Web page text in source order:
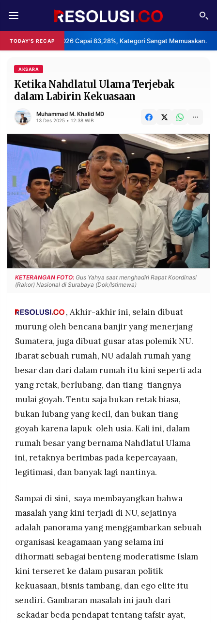
TODAY'S RECAP
Capai 83,28%, Kategori Sangat Memuaskan. • Klaster Pabrik
REDAKSI TENTANG
RESOLUSI IKLAN
RUBRIKASI
EDITORIAL AKSARA
DAERAH NASIONAL
MANCA SPORT
INFORMASI
PRIVACY
POLICY
BERITA
WARGA
INFORMASI
IKLAN
KIRIM
TULISAN
PENGADUAN TERM
OF
SERVICE
IKUTI
KAMI
PT.
RESOLUSI
PRAMUDITA
-
PT.
RESOLUSI
PRAMUDITA
AKSARA
Ketika Nahdlatul Ulama Terjebak
dalam Labirin Kekuasaan
Muhammad M. Khalid MD
13 Des 2025 • 12:38 WIB
KETERANGAN FOTO: Gus Yahya saat menghadiri Rapat Koordinasi
(Rakor) Nasional di Surabaya (Dok/Istimewa)
, Akhir-akhir ini, selain dibuat
murung oleh bencana banjir yang menerjang
Sumatera, juga dibuat gusar atas polemik NU.
Ibarat sebuah rumah, NU adalah rumah yang
besar dan dari dalam rumah itu kini seperti ada
yang retak, berlubang, dan tiang-tiangnya
mulai goyah. Tentu saja bukan retak biasa,
bukan lubang yang kecil, dan bukan tiang
goyah karena lapuk oleh usia. Kali ini, dalam
rumah besar yang bernama Nahdlatul Ulama
ini, retaknya berimbas pada kepercayaan,
legitimasi, dan banyak lagi nantinya.
Sampai di sini, saya membayangkan bahwa
masalah yang kini terjadi di NU, sejatinya
adalah panorama yang menggambarkan sebuah
organisasi keagamaan yang selama ini
dihormati sebagai benteng moderatisme Islam
kini terseret ke dalam pusaran politik
kekuasaan, bisnis tambang, dan ego elite itu
sendiri. Gambaran masalah ini jauh dari
sekadar beda pendapat tentang tafsir ayat,